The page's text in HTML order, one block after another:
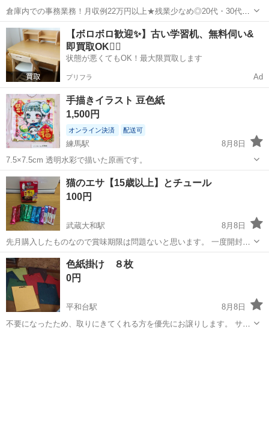
倉庫内での事務業務！月収例22万円以上★残業少なめ◎20代・30代・
40代の男女活躍中！空調完備で快適作業★食堂利用可◎マイカー通勤
OK◎無料駐車場完備！《茨城県常陸大宮市》 人気の工場のお仕事 ◇
電子部品製造倉庫内の事務...
茨城 常陸大宮市 静駅 その他
【ボロボロ歓迎✨】古い学習机、無料伺い&
即買取OK🙆‍♀️
状態が悪くてもOK！最大限買取します
プリフラ Ad
手描きイラスト 豆色紙
1,500円
オンライン決済 配送可
練馬駅
8月8日
7.5×7.5cm 透明水彩で描いた原画です。
東京 練馬区 練馬駅 その他 透明水彩
猫のエサ【15歳以上】とチュール
100円
武蔵大和駅
8月8日
先月購入したものなので賞味期限は問題ないと思います。 一度開封し
たものもあるので、気になる方はご遠慮ください。 よろしくお願いし
ます。
東京 東大和市 武蔵大和駅
色紙掛け ８枚
0円
平和台駅
8月8日
不要になったため、取りにきてくれる方を優先にお譲りします。 サイ